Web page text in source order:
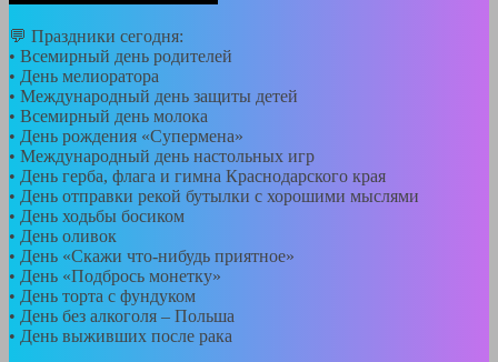
💬 Праздники сегодня:
• Всемирный день родителей
• День мелиоратора
• Международный день защиты детей
• Всемирный день молока
• День рождения «Супермена»
• Международный день настольных игр
• День герба, флага и гимна Краснодарского края
• День отправки рекой бутылки с хорошими мыслями
• День ходьбы босиком
• День оливок
• День «Скажи что-нибудь приятное»
• День «Подбрось монетку»
• День торта с фундуком
• День без алкоголя – Польша
• День выживших после рака